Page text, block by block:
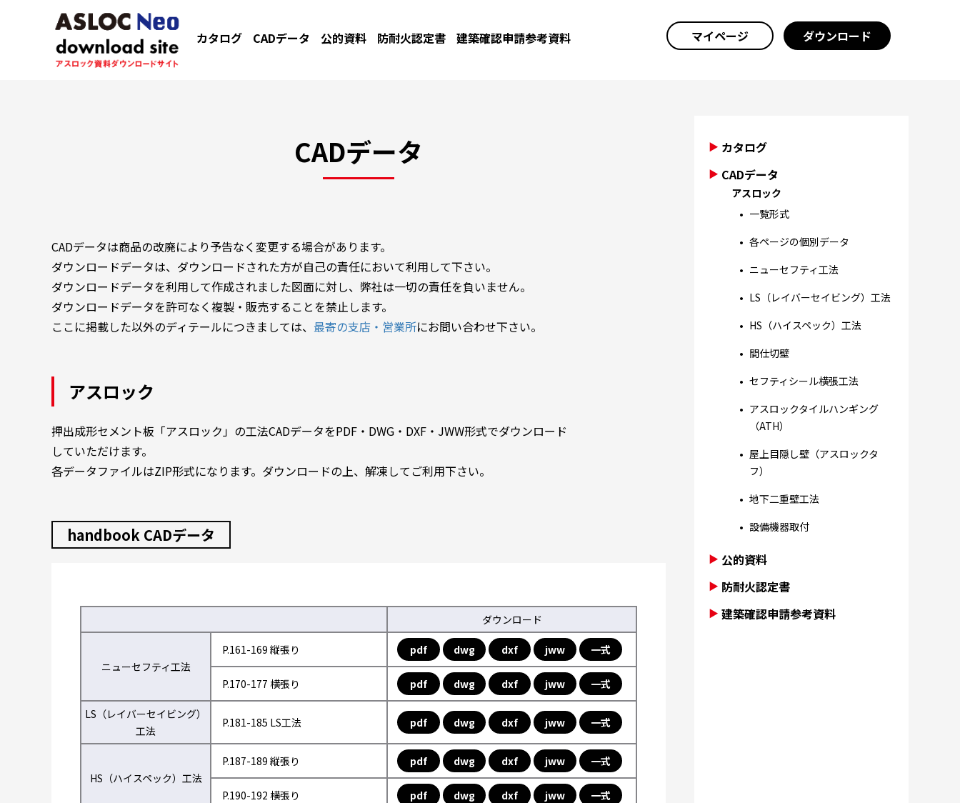
カタログ CADデータ 公的資料 防耐火認定書 建築確認申請参考資料 マイページ ダウンロード
CADデータ
CADデータは商品の改廃により予告なく変更する場合があります。
ダウンロードデータは、ダウンロードされた方が自己の責任において利用して下さい。
ダウンロードデータを利用して作成されました図面に対し、弊社は一切の責任を負いません。
ダウンロードデータを許可なく複製・販売することを禁止します。
ここに掲載した以外のディテールにつきましては、 最寄の支店・営業所にお問い合わせ下さい。
アスロック
押出成形セメント板「アスロック」の工法CADデータをPDF・DWG・DXF・JWW形式でダウンロード
していただけます。
各データファイルはZIP形式になります。ダウンロードの上、解凍してご利用下さい。
handbook CADデータ
ダウンロード
ニューセフティ工法
P.161-169 縦張り pdf dwg dxf jww 一式
P.170-177 横張り pdf dwg dxf jww 一式
LS（レイバーセイビング）
工法
P.181-185 LS工法 pdf dwg dxf jww 一式
HS（ハイスペック）工法
P.187-189 縦張り pdf dwg dxf jww 一式
P.190-192 横張り pdf dwg dxf jww 一式
カタログ
CADデータ
アスロック
一覧形式
各ページの個別データ
ニューセフティ工法
LS（レイバーセイビング）工法
HS（ハイスペック）工法
間仕切壁
セフティシール横張工法
アスロックタイルハンギング
（ATH）
屋上目隠し壁（アスロックタ
フ）
地下二重壁工法
設備機器取付
公的資料
防耐火認定書
建築確認申請参考資料